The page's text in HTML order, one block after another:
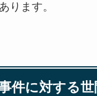
ります。
件に対する